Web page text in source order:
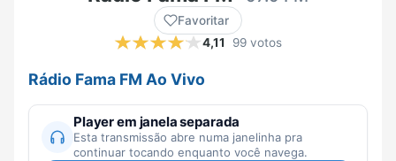
Favoritar
4,11
99 votos
Rádio Fama FM Ao Vivo
Player em janela separada
Esta transmissão abre numa janelinha pra
continuar tocando enquanto você navega.